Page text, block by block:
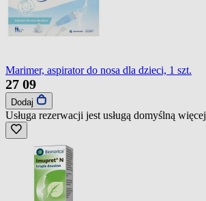
Marimer, aspirator do nosa dla dzieci, 1 szt.
27 09
Dodaj
Usługa rezerwacji jest usługą domyślną więcej